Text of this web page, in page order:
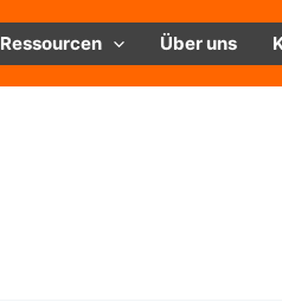
Ressourcen Über uns